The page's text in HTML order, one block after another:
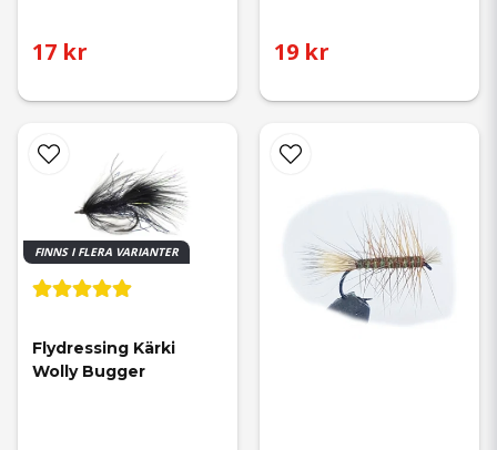
17 kr 19 kr
FINNS I FLERA VARIANTER
Flydressing Kärki
Wolly Bugger